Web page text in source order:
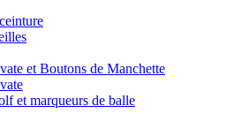
et Boutons de Manchette
et marqueurs de balle